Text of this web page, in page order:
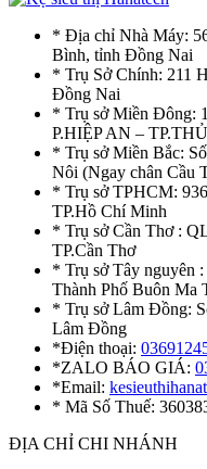
* Địa chỉ Nhà Máy:
Bình, tỉnh Đồng Nai
* Trụ Sở Chính: 211
Đồng Nai
* Trụ sở Miền
P.HIỆP AN –
* Trụ sở Miền Bắc:
Nôi (Ngay chân Cầu
* Trụ sở TPHCM:
TP.Hồ Chí Minh
* Trụ sở Cần Thơ :
TP.Cần Thơ
* Trụ sở Tây nguyên
Thành Phố Buôn Ma
* Trụ sở Lâm Đồng:
Lâm Đồng
*Điện thoại:
*ZALO BÁO GIÁ:
*Email:
* Mã Số Thuế:
ĐỊA CHỈ CHI NHÁNH